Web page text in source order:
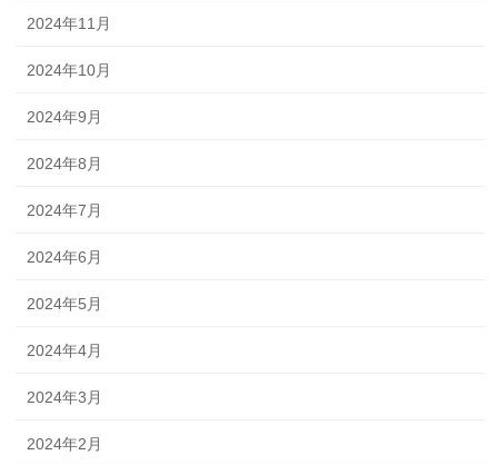
2024年11月
2024年10月
2024年9月
2024年8月
2024年7月
2024年6月
2024年5月
2024年4月
2024年3月
2024年2月